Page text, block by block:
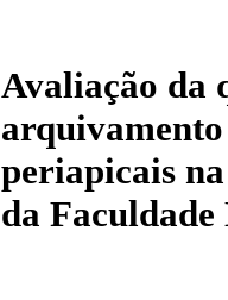
Avaliação da
periapicais
da